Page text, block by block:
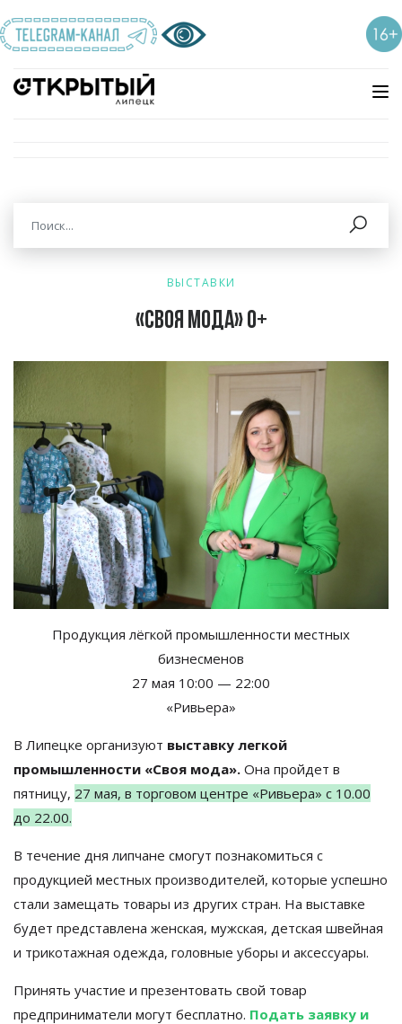
ВЫСТАВКИ
«Своя мода» 0+
Продукция лёгкой промышленности местных
бизнесменов
27 мая 10:00 — 22:00
«Ривьера»
В Липецке организуют выставку легкой
промышленности «Своя мода». Она пройдет в
пятницу, 27 мая, в торговом центре «Ривьера» с 10.00
до 22.00.
В течение дня липчане смогут познакомиться с
продукцией местных производителей, которые успешно
стали замещать товары из других стран. На выставке
будет представлена женская, мужская, детская швейная
и трикотажная одежда, головные уборы и аксессуары.
Принять участие и презентовать свой товар
предприниматели могут бесплатно. Подать заявку и